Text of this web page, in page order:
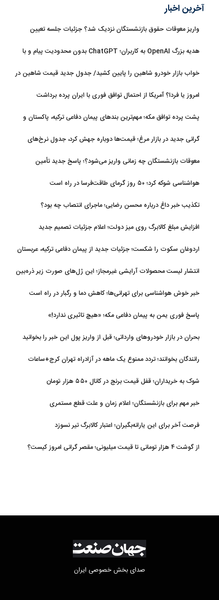
آخرین اخبار
واریز معوقات حقوق بازنشستگان نزدیک شد؟ جزئیات جلسه تعیین
هدیه بزرگ OpenAI به کاربران؛ ChatGPT بدون محدودیت پیام و با
خواب بازار خودرو شاهین را پایین کشید/ جدول جدید قیمت شاهین در
امروز یا فردا؟ آمریکا از احتمال توافق فوری با ایران پرده برداشت
پشت پرده توافق مکه؛ مهم‌ترین بندهای پیمان دفاعی ترکیه، پاکستان و
گرانی جدید در بازار مرغ؛ قیمت‌ها دوباره جهش کرد، جدول نرخ‌های
معوقات بازنشستگان چه زمانی واریز می‌شود؟؛ پاسخ جدید تأمین
هواشناسی شوکه کرد؛ ۵۰ روز گرمای طاقت‌فرسا در راه است
تکذیب خبر داغ درباره محسن رضایی؛ ماجرای انتصاب چه بود؟
افزایش مبلغ کالابرگ روی میز دولت؛ اعلام جزئیات تصمیم جدید
اردوغان سکوت را شکست؛ جزئیات جدید از پیمان دفاعی ترکیه، عربستان
انتشار لیست محصولات آرایشی غیرمجاز؛ این ژل‌های صورت زیر ذره‌بین
خبر خوش هواشناسی برای تهرانی‌ها؛ کاهش دما و رگبار در راه است
پاسخ فوری یمن به پیمان دفاعی مکه؛ «هیچ تاثیری ندارد!»
بحران در بازار خودروهای وارداتی؛ قبل از واریز پول این خبر را بخوانید
رانندگان بخوانند؛ تردد ممنوع یک ماهه در آزادراه تهران کرج+ساعات
شوک به خریداران؛ قفل قیمت برنج در کانال ۵۵۰ هزار تومان
خبر مهم برای بازنشستگان؛ اعلام زمان و علت قطع مستمری
فرصت آخر برای این یارانه‌بگیران؛ اعتبار کالابرگ تیر نسوزد
از گوشت ۴ هزار تومانی تا قیمت میلیونی؛ مقصر گرانی امروز کیست؟
صدای بخش خصوصی ایران